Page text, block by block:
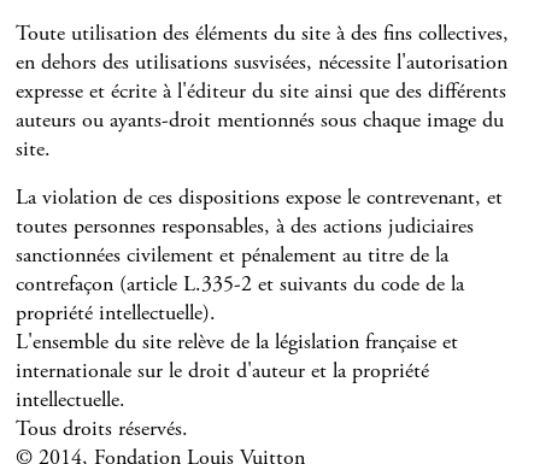
Toute utilisation des éléments du site à des fins collectives,
en dehors des utilisations susvisées, nécessite l'autorisation
expresse et écrite à l'éditeur du site ainsi que des différents
auteurs ou ayants-droit mentionnés sous chaque image du
site.
La violation de ces dispositions expose le contrevenant, et
toutes personnes responsables, à des actions judiciaires
sanctionnées civilement et pénalement au titre de la
contrefaçon (article L.335-2 et suivants du code de la
propriété intellectuelle).
L'ensemble du site relève de la législation française et
internationale sur le droit d'auteur et la propriété
intellectuelle.
Tous droits réservés.
© 2014, Fondation Louis Vuitton